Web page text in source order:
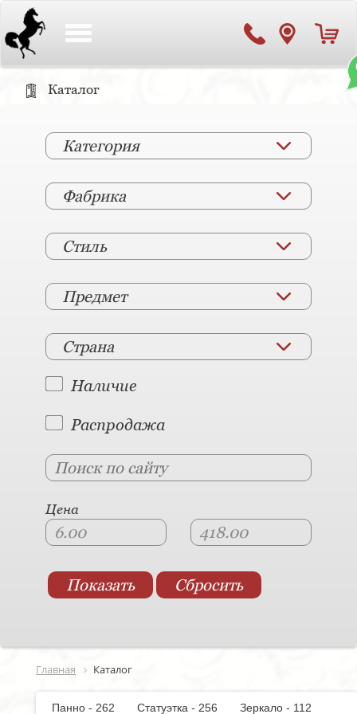
Каталог
Категория
Фабрика
Стиль
Предмет
Страна
Наличие
Распродажа
Цена
Главная Каталог
Панно - 262 Статуэтка - 256
Зеркало - 112